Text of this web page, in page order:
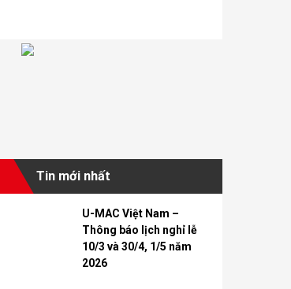
Tin mới nhất
U-MAC Việt Nam –
Thông báo lịch nghỉ lễ
10/3 và 30/4, 1/5 năm
2026